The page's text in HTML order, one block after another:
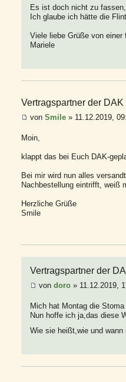
Es ist doch nicht zu
Ich glaube ich hätte die
Viele liebe Grüße von einer
Mariele
Vertragspartner der
von Smile » 11.12.2019,
Moin,
klappt das bei Euch DAK-
Bei mir wird nun alles
Nachbestellung eintrifft, weiß
Herzliche Grüße
Smile
Vertragspartner der
von doro » 11.12.2019,
Mich hat Montag die
Nun hoffe ich ja,das diese
Wie sie heißt,wie und